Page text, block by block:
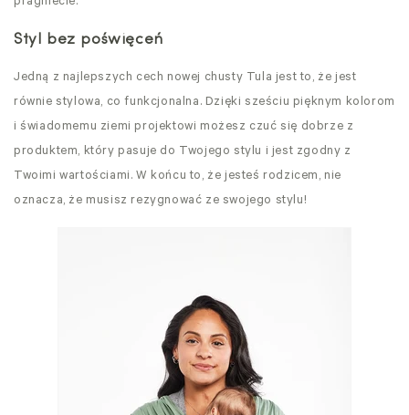
Styl bez poświęceń
Jedną z najlepszych cech nowej chusty Tula jest to, że jest
równie stylowa, co funkcjonalna. Dzięki sześciu pięknym kolorom
i świadomemu ziemi projektowi możesz czuć się dobrze z
produktem, który pasuje do Twojego stylu i jest zgodny z
Twoimi wartościami. W końcu to, że jesteś rodzicem, nie
oznacza, że musisz rezygnować ze swojego stylu!